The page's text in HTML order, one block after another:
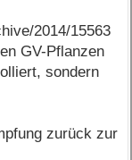
2014/15563
GV-Pflanzen
sondern
zurück zur